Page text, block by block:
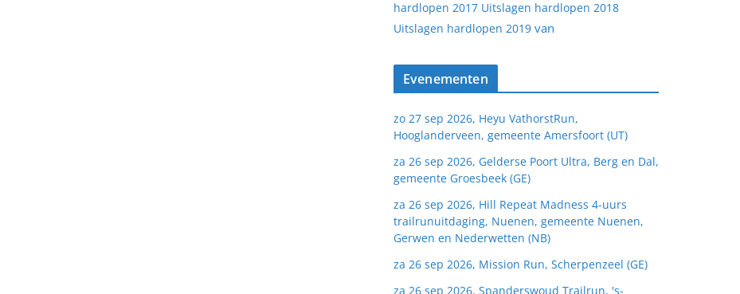
hardlopen 2017 Uitslagen hardlopen 2018
Uitslagen hardlopen 2019 van
Evenementen
zo 27 sep 2026, Heyu VathorstRun,
Hooglanderveen, gemeente Amersfoort (UT)
za 26 sep 2026, Gelderse Poort Ultra, Berg en Dal,
gemeente Groesbeek (GE)
za 26 sep 2026, Hill Repeat Madness 4-uurs
trailrunuitdaging, Nuenen, gemeente Nuenen,
Gerwen en Nederwetten (NB)
za 26 sep 2026, Mission Run, Scherpenzeel (GE)
za 26 sep 2026, Spanderswoud Trailrun, 's-